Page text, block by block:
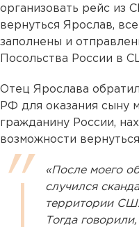
организовать рейс из
вернуться Ярослав,
заполнены и
Посольства России в
Отец Ярослава
РФ для оказания сыну
гражданину России,
возможности
«После моего
случился
территории
Тогда